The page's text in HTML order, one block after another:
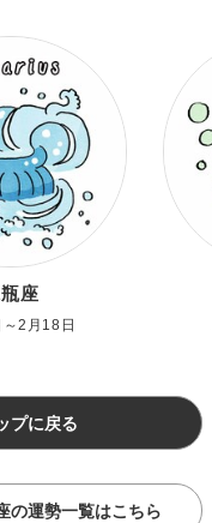
座
2月18日
プに戻る
の運勢一覧はこちら